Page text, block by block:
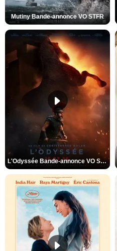
Mutiny Bande-annonce VO STFR
L'Odyssée Bande-annonce VO STFR